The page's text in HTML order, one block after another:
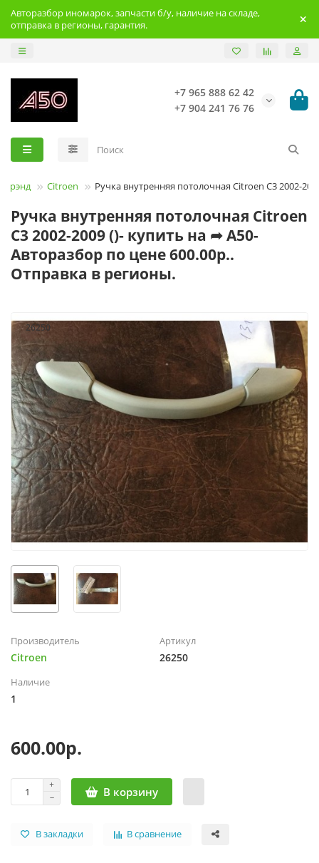
Авторазбор иномарок, запчасти б/у, наличие на складе,
отправка в регионы, гарантия.
+7 965 888 62 42
+7 904 241 76 76
Брэнд Citroen Ручка внутренняя потолочная Citroen C3 2002-
Ручка внутренняя потолочная Citroen
C3 2002-2009 ()- купить на ➦ А50-
Авторазбор по цене 600.00р..
Отправка в регионы.
26250
Производитель
Citroen
Артикул
26250
Наличие
1
600.00р.
В корзину
В закладки В сравнение